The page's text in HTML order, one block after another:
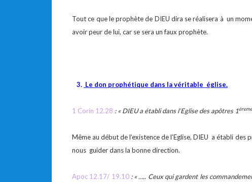
Tout ce que le prophète de DIEU dira se réalisera à un
avoir peur de lui, car se sera un faux prophète.
3. Le don prophétique dans la véritable église.
1 Corin 12.28 : « DIEU a établi dans l’Eglise des apôtres 1
Même au début de l’existence de l’Eglise, DIEU a établi
nous guider dans la bonne direction.
Apoc 12.17/ 19.10 : « ….. Ceux qui gardent les